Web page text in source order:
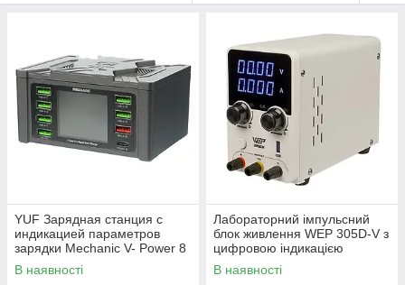
YUF Зарядная станция с
индикацией параметров
зарядки Mechanic V- Power 8
Pro 110W (6 USB 2.4А/ 1 USB
QC 3A/ 1 Type C - PD 20W/
В наявності
Лабораторний імпульсний
блок живлення WEP 305D-V з
цифровою індикацією
напруги та струму 30 V 5 A
USB QC 5V-12V потужністю
В наявності